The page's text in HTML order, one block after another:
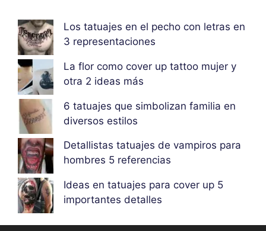
Los tatuajes en el pecho con letras en
3 representaciones
La flor como cover up tattoo mujer y
otra 2 ideas más
6 tatuajes que simbolizan familia en
diversos estilos
Detallistas tatuajes de vampiros para
hombres 5 referencias
Ideas en tatuajes para cover up 5
importantes detalles